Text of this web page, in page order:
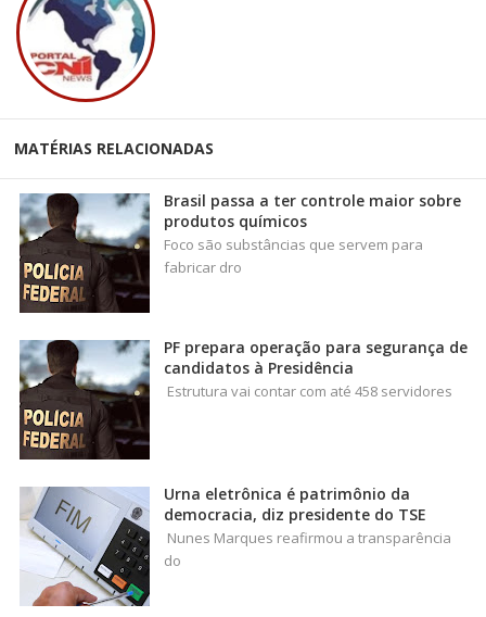
MATÉRIAS RELACIONADAS
Brasil passa a ter controle maior sobre
produtos químicos
Foco são substâncias que servem para
fabricar dro
PF prepara operação para segurança de
candidatos à Presidência
Estrutura vai contar com até 458 servidores
Urna eletrônica é patrimônio da
democracia, diz presidente do TSE
Nunes Marques reafirmou a transparência
do